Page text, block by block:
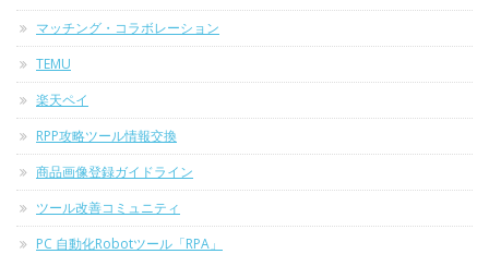
マッチング・コラボレーション
TEMU
楽天ペイ
RPP攻略ツール情報交換
商品画像登録ガイドライン
ツール改善コミュニティ
PC 自動化Robotツール「RPA」